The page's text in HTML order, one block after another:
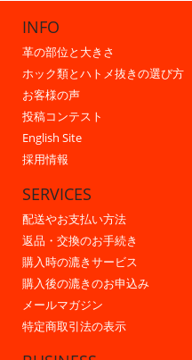
INFO
革の部位と大きさ
ホック類とハトメ抜きの選び方
お客様の声
投稿コンテスト
English Site
採用情報
SERVICES
配送やお支払い方法
返品・交換のお手続き
購入時の漉きサービス
購入後の漉きのお申込み
メールマガジン
特定商取引法の表示